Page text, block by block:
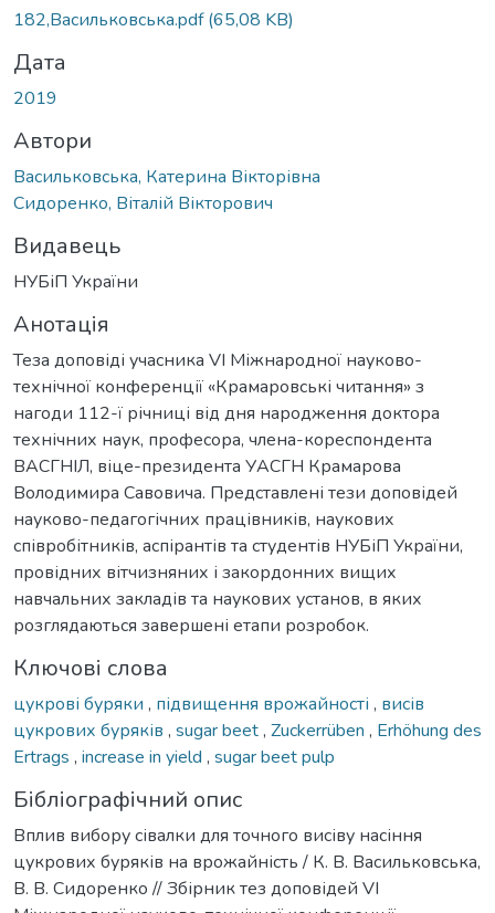
182,Васильковська.pdf(65,08 KB)
Дата
2019
Автори
Васильковська, Катерина Вікторівна
Сидоренко, Віталій Вікторович
Видавець
НУБіП України
Анотація
Теза доповіді учасника VI Міжнародної науково-
технічної конференції «Крамаровські читання» з
нагоди 112-ї річниці від дня народження доктора
технічних наук, професора, члена-кореспондента
ВАСГНІЛ, віце-президента УАСГН Крамарова
Володимира Савовича. Представлені тези доповідей
науково-педагогічних працівників, наукових
співробітників, аспірантів та студентів НУБіП України,
провідних вітчизняних і закордонних вищих
навчальних закладів та наукових установ, в яких
розглядаються завершені етапи розробок.
Ключові слова
цукрові буряки , підвищення врожайності , висів
цукрових буряків , sugar beet, Zuckerrüben , Erhöhung des
Ertrags , increase in yield , sugar beet pulp
Бібліографічний опис
Вплив вибору сівалки для точного висіву насіння
цукрових буряків на врожайність / К. В. Васильковська,
В. В. Сидоренко // Збірник тез доповідей VI